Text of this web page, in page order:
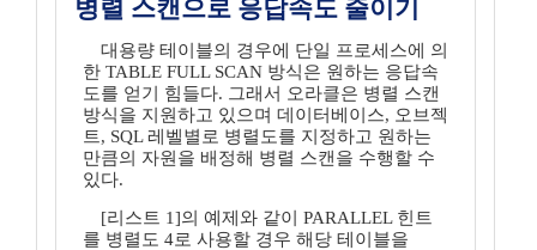
병렬 스캔으로 응답속도 줄이기
대용량 테이블의 경우에 단일 프로세스에 의
한 TABLE FULL SCAN 방식은 원하는 응답속
도를 얻기 힘들다. 그래서 오라클은 병렬 스캔
방식을 지원하고 있으며 데이터베이스, 오브젝
트, SQL 레벨별로 병렬도를 지정하고 원하는
만큼의 자원을 배정해 병렬 스캔을 수행할 수
있다.
[리스트 1]의 예제와 같이 PARALLEL 힌트
를 병렬도 4로 사용할 경우 해당 테이블을